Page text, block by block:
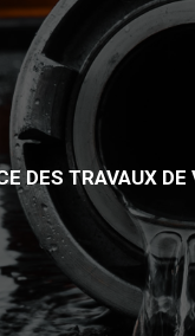
DES TRAVAUX